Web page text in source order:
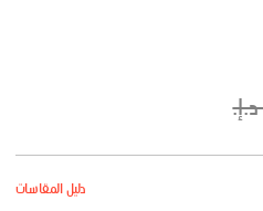
دليل المقاسات